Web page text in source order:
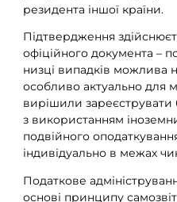
резидента іншої країни.
Підтвердження
офіційного документа –
низці випадків можлива
особливо актуально для
вирішили зареєструвати
з використанням
подвійного
індивідуально в межах
Податкове
основі принципу